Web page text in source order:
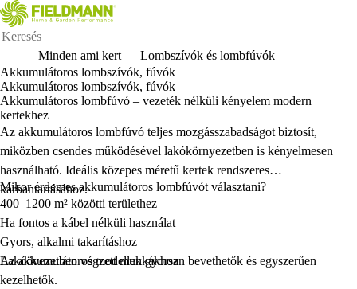
Minden ami kert
Lombszívók és lombfúvók
Akkumulátoros lombszívók, fúvók
Akkumulátoros lombszívók, fúvók
Akkumulátoros lombfúvó – vezeték nélküli kényelem modern
kertekhez
Az akkumulátoros lombfúvó teljes mozgásszabadságot biztosít,
miközben csendes működésével lakókörnyezetben is kényelmesen
használható. Ideális közepes méretű kertek rendszeres
karbantartásához.
Mikor érdemes akkumulátoros lombfúvót választani?
400–1200 m² közötti területhez
Ha fontos a kábel nélküli használat
Gyors, alkalmi takarításhoz
Lakóövezetben végzett munkákhoz
Az akkumulátoros modellek gyorsan bevethetők és egyszerűen
kezelhetők.